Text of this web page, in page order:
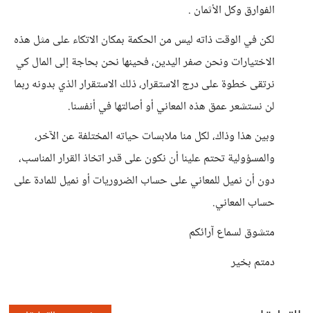
الفوارق وكل الأثمان .
لكن في الوقت ذاته ليس من الحكمة بمكان الاتكاء على مثل هذه
الاختيارات ونحن صفر اليدين، فحينها نحن بحاجة إلى المال كي
نرتقى خطوة على درج الاستقرار، ذلك الاستقرار الذي بدونه ربما
لن نستشعر عمق هذه المعاني أو أصالتها في أنفسنا.
وبين هذا وذاك، لكل منا ملابسات حياته المختلفة عن الآخر،
والمسؤولية تحتم علينا أن نكون على قدر اتخاذ القرار المناسب،
دون أن نميل للمعاني على حساب الضروريات أو نميل للمادة على
حساب المعاني.
متشوق لسماع آرائكم
دمتم بخير